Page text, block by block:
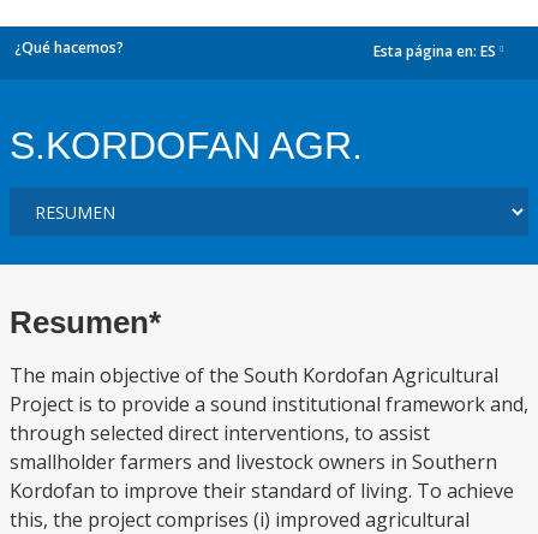
¿Qué hacemos? Esta página en: ES
S.KORDOFAN AGR.
Resumen*
The main objective of the South Kordofan Agricultural
Project is to provide a sound institutional framework and,
through selected direct interventions, to assist
smallholder farmers and livestock owners in Southern
Kordofan to improve their standard of living. To achieve
this, the project comprises (i) improved agricultural